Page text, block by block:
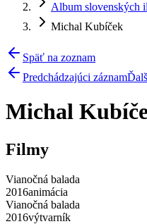
Album slovenských
Michal Kubíček
Späť na zoznam
Predchádzajúci záznam
Michal
Filmy
Vianočná balada
2016animácia
Vianočná balada
2016výtvarník